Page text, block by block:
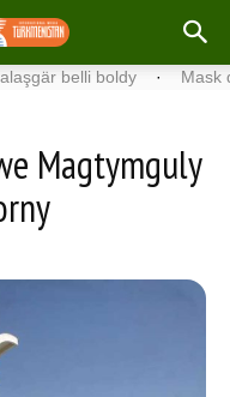
boldy · Mask
Magtymguly